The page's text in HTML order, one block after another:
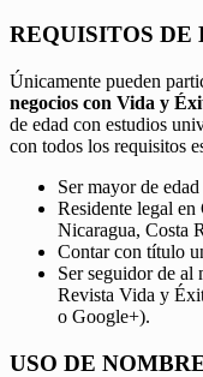
REQUISITOS DE
Únicamente pueden
negocios con Vida y
de edad con estudios
con todos los requisitos
Ser mayor de edad
Residente legal
Nicaragua, Costa
Contar con título
Ser seguidor de al
Revista Vida y
o Google+).
USO DE